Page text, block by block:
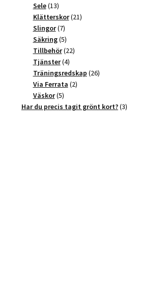
Sele 1313
produkter
Klätterskor 2121
Slingor 77
produkter
Säkring 55
produkter
Tillbehör 2222
Tjänster 44
produkter
Träningsredskap 2626
Via Ferrata 22
Väskor 55
produkter
Har du precis tagit grönt kort? 33